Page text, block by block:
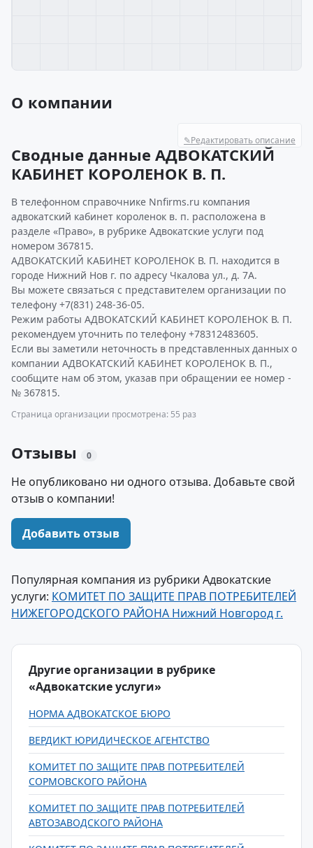
О компании
✎Редактировать описание
Сводные данные АДВОКАТСКИЙ
КАБИНЕТ КОРОЛЕНОК В. П.
В телефонном справочнике Nnfirms.ru компания
адвокатский кабинет короленок в. п. расположена в
разделе «Право», в рубрике Адвокатские услуги под
номером 367815.
АДВОКАТСКИЙ КАБИНЕТ КОРОЛЕНОК В. П. находится в
городе Нижний Нов г. по адресу Чкалова ул., д. 7А.
Вы можете связаться с представителем организации по
телефону +7(831) 248-36-05.
Режим работы АДВОКАТСКИЙ КАБИНЕТ КОРОЛЕНОК В. П.
рекомендуем уточнить по телефону +78312483605.
Если вы заметили неточность в представленных данных о
компании АДВОКАТСКИЙ КАБИНЕТ КОРОЛЕНОК В. П.,
сообщите нам об этом, указав при обращении ее номер -
№ 367815.
Страница организации просмотрена: 55 раз
Отзывы 0
Не опубликовано ни одного отзыва. Добавьте свой
отзыв о компании!
Добавить отзыв
Популярная компания из рубрики Адвокатские
услуги: КОМИТЕТ ПО ЗАЩИТЕ ПРАВ ПОТРЕБИТЕЛЕЙ
НИЖЕГОРОДСКОГО РАЙОНА Нижний Новгород г.
Другие организации в рубрике
«Адвокатские услуги»
НОРМА АДВОКАТСКОЕ БЮРО
ВЕРДИКТ ЮРИДИЧЕСКОЕ АГЕНТСТВО
КОМИТЕТ ПО ЗАЩИТЕ ПРАВ ПОТРЕБИТЕЛЕЙ
СОРМОВСКОГО РАЙОНА
КОМИТЕТ ПО ЗАЩИТЕ ПРАВ ПОТРЕБИТЕЛЕЙ
АВТОЗАВОДСКОГО РАЙОНА